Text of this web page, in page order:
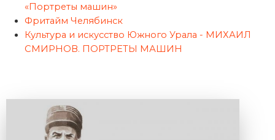
«Портреты машин»
Фритайм Челябинск
Культура и искусство Южного Урала - МИХАИЛ
СМИРНОВ. ПОРТРЕТЫ МАШИН